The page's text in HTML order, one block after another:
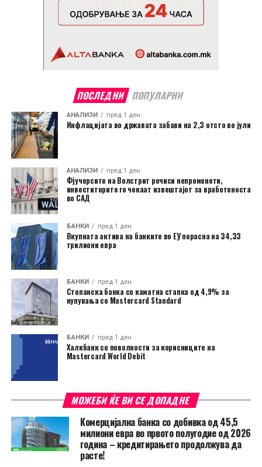
ПОСЛЕДНИ ПОПУЛАРНИ
АНАЛИЗИ пред 1 ден
Инфлацијата во државата забави на 2,3 отсто во јули
АНАЛИЗИ пред 1 ден
Фјучерсите на Волстрит речиси непроменети,
инвеститорите го чекаат извештајот за вработеноста
во САД
БАНКИ пред 1 ден
Вкупната актива на банките во ЕУ порасна на 34,33
трилиони евра
БАНКИ пред 1 ден
Стопанска банка со каматна стапка од 4,9% за
купувања со Mastercard Standard
БАНКИ пред 1 ден
Халкбанк со поволности за корисниците на
Mastercard World Debit
МОЖЕБИ ЌЕ ВИ СЕ ДОПАДНЕ
Комерцијална банка со добивка од 45,5
милиони евра во првото полугодие од 2026
година – кредитирањето продолжува да
расте!